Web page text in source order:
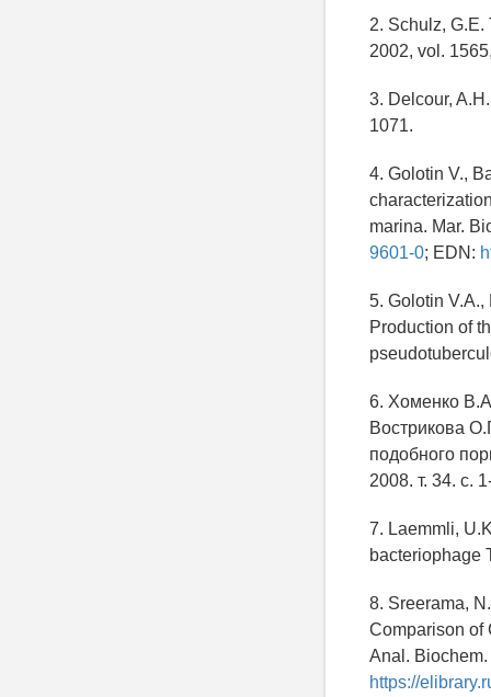
2. Schulz,
2002, vol.
3. Delcour,
1071.
4. Golotin V.,
marina. Mar.
9601-0; EDN:
5. Golotin
Production of
6. Хоменко
Вострикова
подобного
2008. т. 34. c.
7. Laemmli,
bacteriophage
8. Sreerama,
Comparison of
Anal.
https://